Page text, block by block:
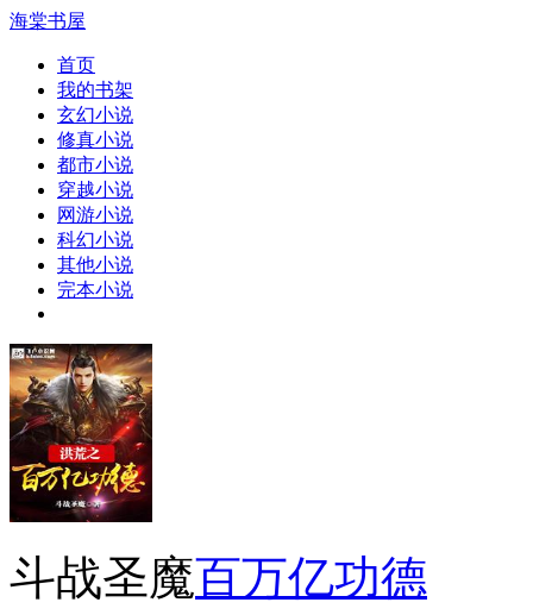
海棠书屋
首页
我的书架
玄幻小说
修真小说
都市小说
穿越小说
网游小说
科幻小说
其他小说
完本小说
斗战圣魔百万亿功德